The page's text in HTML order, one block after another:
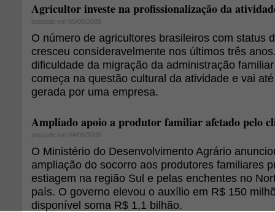
Agricultor investe na profissionalização da
postado em 05/08/2009
O número de agricultores brasileiros com status
cresceu consideravelmente nos últimos três
dificuldade da migração da administração
começa na questão cultural da atividade e vai
gerada por uma empresa.
Ampliado apoio a produtor familiar afetado pelo
postado em 04/06/2009
O Ministério do Desenvolvimento Agrário
ampliação do socorro aos produtores familiares
estiagem na região Sul e pelas enchentes no
país. O governo elevou o auxílio em R$ 150
disponível soma R$ 1,1 bilhão.